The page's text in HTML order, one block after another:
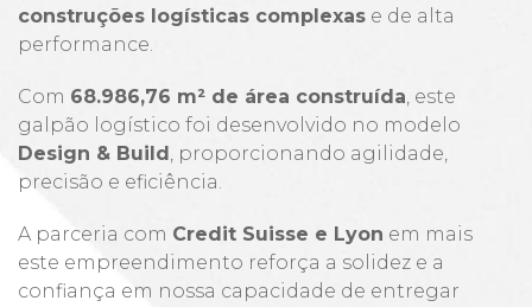
construções logísticas complexas e de alta
performance.
Com 68.986,76 m² de área construída, este
galpão logístico foi desenvolvido no modelo
Design & Build, proporcionando agilidade,
precisão e eficiência.
A parceria com Credit Suisse e Lyon em mais
este empreendimento reforça a solidez e a
confiança em nossa capacidade de entregar